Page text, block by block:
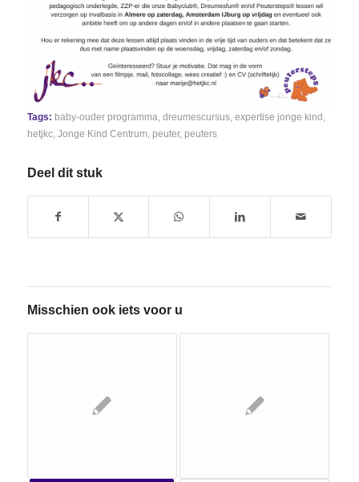
Tags: baby-ouder programma dreumescursus, expertise jonge kind
hetjkc, Jonge Kind Centrum peuter, peuters
Deel dit stuk
Misschien ook iets voor u